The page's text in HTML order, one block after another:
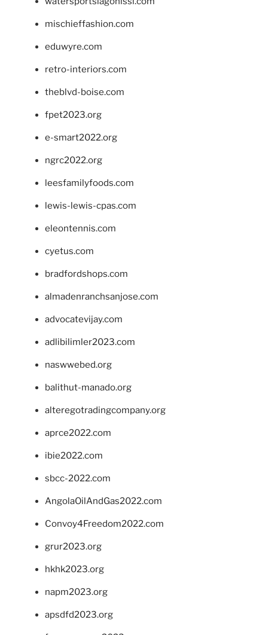
mischieffashion.com
eduwyre.com
retro-interiors.com
theblvd-boise.com
fpet2023.org
e-smart2022.org
ngrc2022.org
leesfamilyfoods.com
lewis-lewis-cpas.com
eleontennis.com
cyetus.com
bradfordshops.com
almadenranchsanjose.com
advocatevijay.com
adlibilimler2023.com
naswwebed.org
balithut-manado.org
alteregotradingcompany.org
aprce2022.com
ibie2022.com
sbcc-2022.com
AngolaOilAndGas2022.com
Convoy4Freedom2022.com
grur2023.org
hkhk2023.org
napm2023.org
apsdfd2023.org